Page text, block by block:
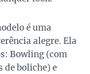
é uma
alegre. Ela
Bowling (com
de boliche) e